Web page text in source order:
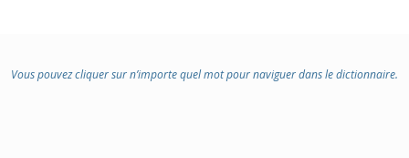
Vous pouvez cliquer sur n’importe quel mot pour naviguer dans le dictionnaire.